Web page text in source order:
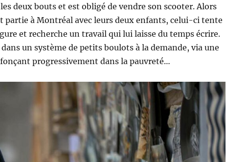
deux bouts et est obligé de vendre son scooter. Alors
partie à Montréal avec leurs deux enfants, celui-ci tente
et recherche un travail qui lui laisse du temps écrire.
dans un système de petits boulots à la demande, via une
progressivement dans la pauvreté…